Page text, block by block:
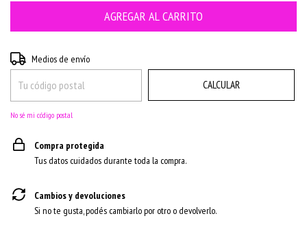
Entregas para el CP:
Medios de envío
CALCULAR
No sé mi código postal
Compra protegida
Tus datos cuidados durante toda la compra.
Cambios y devoluciones
Si no te gusta, podés cambiarlo por otro o devolverlo.